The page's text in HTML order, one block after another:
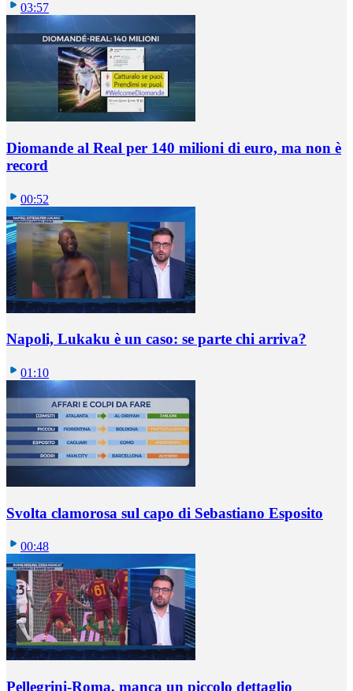
03:57
Diomande al Real per 140 milioni di euro, ma non è
record
00:52
Napoli, Lukaku è un caso: se parte chi arriva?
01:10
Svolta clamorosa sul capo di Sebastiano Esposito
00:48
Pellegrini-Roma, manca un piccolo dettaglio